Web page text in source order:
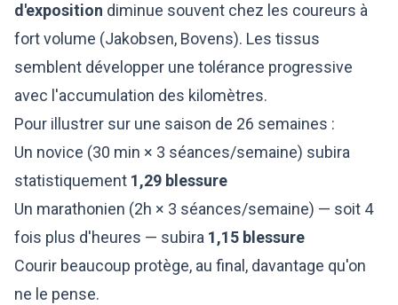
d'exposition diminue souvent chez les coureurs à
fort volume (Jakobsen, Bovens). Les tissus
semblent développer une tolérance progressive
avec l'accumulation des kilomètres.
Pour illustrer sur une saison de 26 semaines :
Un novice (30 min × 3 séances/semaine) subira
statistiquement 1,29 blessure
Un marathonien (2h × 3 séances/semaine) — soit 4
fois plus d'heures — subira 1,15 blessure
Courir beaucoup protège, au final, davantage qu'on
ne le pense.